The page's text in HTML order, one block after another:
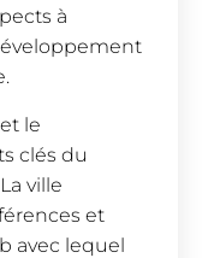
à
le
clés du
ville
et
avec lequel